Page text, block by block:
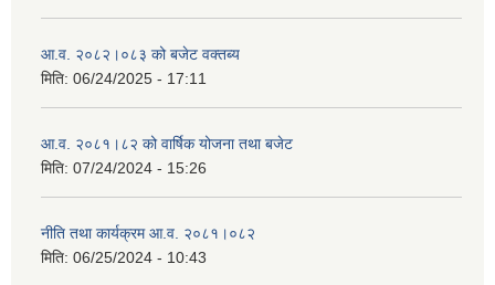
आ.व. २०८२।०८३ को बजेट वक्तब्य
मिति: 06/24/2025 - 17:11
आ.व. २०८१।८२ को वार्षिक योजना तथा बजेट
मिति: 07/24/2024 - 15:26
नीति तथा कार्यक्रम आ.व. २०८१।०८२
मिति: 06/25/2024 - 10:43